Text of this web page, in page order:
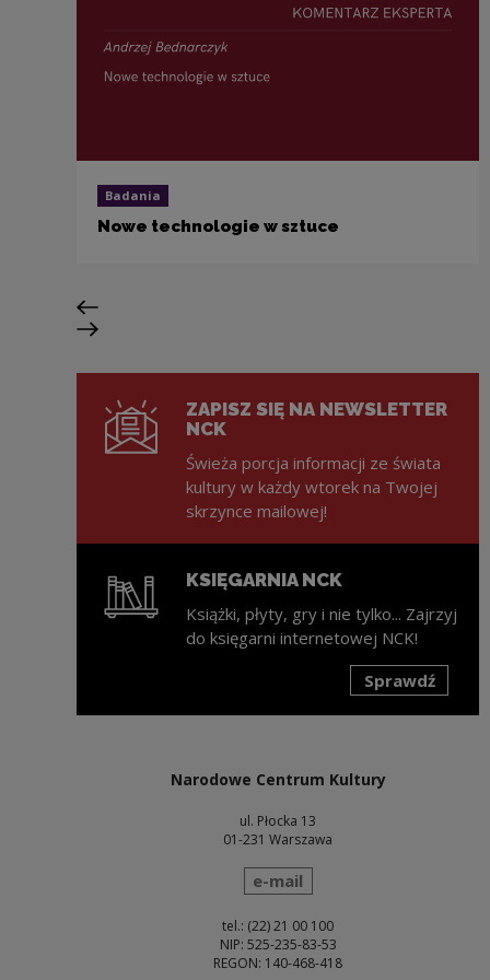
Badania
Nowe technologie w sztuce
Poprzedni slajd
Następny slajd
ZAPISZ SIĘ NA NEWSLETTER
NCK
Świeża porcja informacji ze świata
kultury w każdy wtorek na Twojej
skrzynce mailowej!
KSIĘGARNIA NCK
Książki, płyty, gry i nie tylko... Zajrzyj
do księgarni internetowej NCK!
Sprawdź
Narodowe Centrum Kultury
ul. Płocka 13
01-231 Warszawa
wyślij wiadomość
e-mail
tel.: (22) 21 00 100
NIP: 525-235-83-53
REGON: 140-468-418